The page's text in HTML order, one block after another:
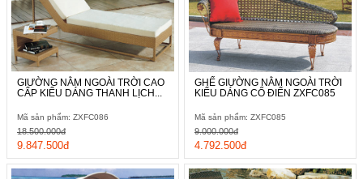
GIƯỜNG NẰM NGOÀI TRỜI CAO
CẤP KIỂU DÁNG THANH LỊCH...
Mã sản phẩm: ZXFC086
9.847.500đ
18.500.000đ
GHẾ GIƯỜNG NẰM NGOÀI TRỜI
KIỂU DÁNG CỔ ĐIỂN ZXFC085
Mã sản phẩm: ZXFC085
4.792.500đ
9.000.000đ